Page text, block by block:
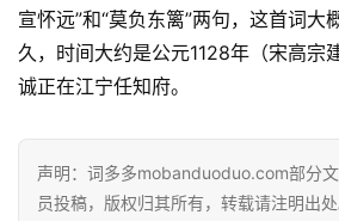
宣怀远”和“莫负东篱”两句，这首词大
久，时间大约是公元1128年（宋高宗
诚正在江宁任知府。
声明：词多多mobanduoduo.com部分
员投稿，版权归其所有，转载请注明出